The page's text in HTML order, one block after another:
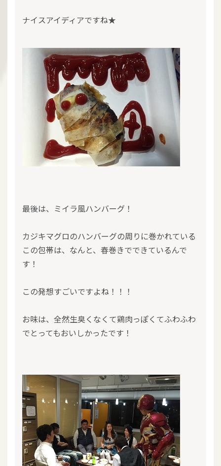
ナイスアイディアですね★
最後は、ミイラ風ハンバーグ！
カジキマグロのハンバーグの周りに巻かれている
この包帯は、なんと、春巻きでできているんで
す！
この発想すごいですよね！！！
お味は、全然生臭くなくて鶏肉っぽくてふわふわ
でとってもおいしかったです！